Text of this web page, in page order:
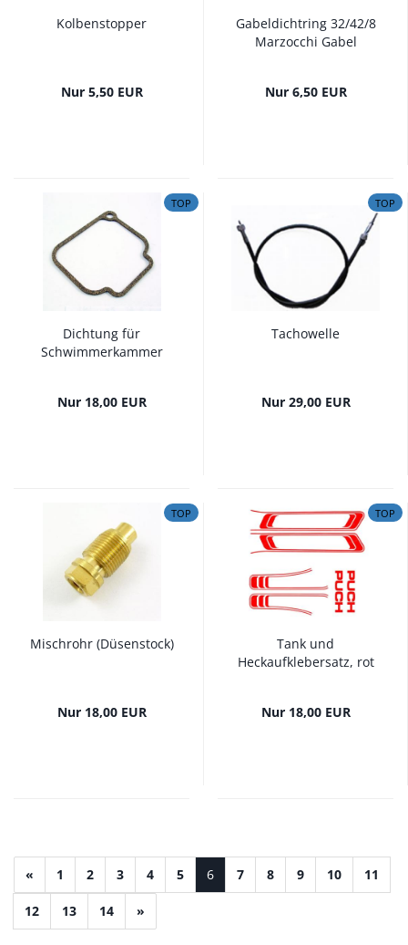
Kolbenstopper
Nur 5,50 EUR
Gabeldichtring 32/42/8
Marzocchi Gabel
Nur 6,50 EUR
TOP
Dichtung für
Schwimmerkammer
Nur 18,00 EUR
TOP
Tachowelle
Nur 29,00 EUR
TOP
Mischrohr (Düsenstock)
Nur 18,00 EUR
TOP
Tank und
Heckaufklebersatz, rot
Nur 18,00 EUR
« 1 2 3 4 5 6 7 8 9 10 11
12 13 14 »